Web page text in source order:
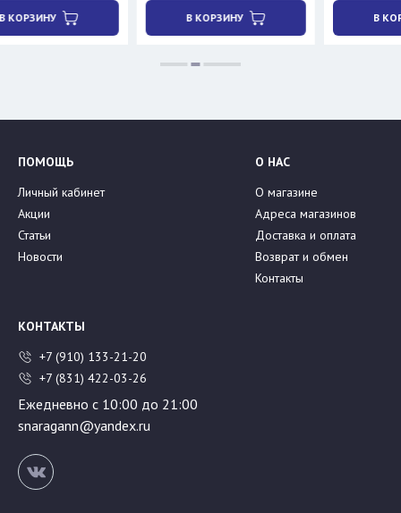
В КОРЗИНУ В КОРЗИНУ
ПОМОЩЬ
Личный кабинет
Акции
Статьи
Новости
О НАС
О магазине
Адреса магазинов
Доставка и оплата
Возврат и обмен
Контакты
КОНТАКТЫ
+7 (910) 133-21-20
+7 (831) 422-03-26
Ежедневно с 10:00 до 21:00
snaragann@yandex.ru